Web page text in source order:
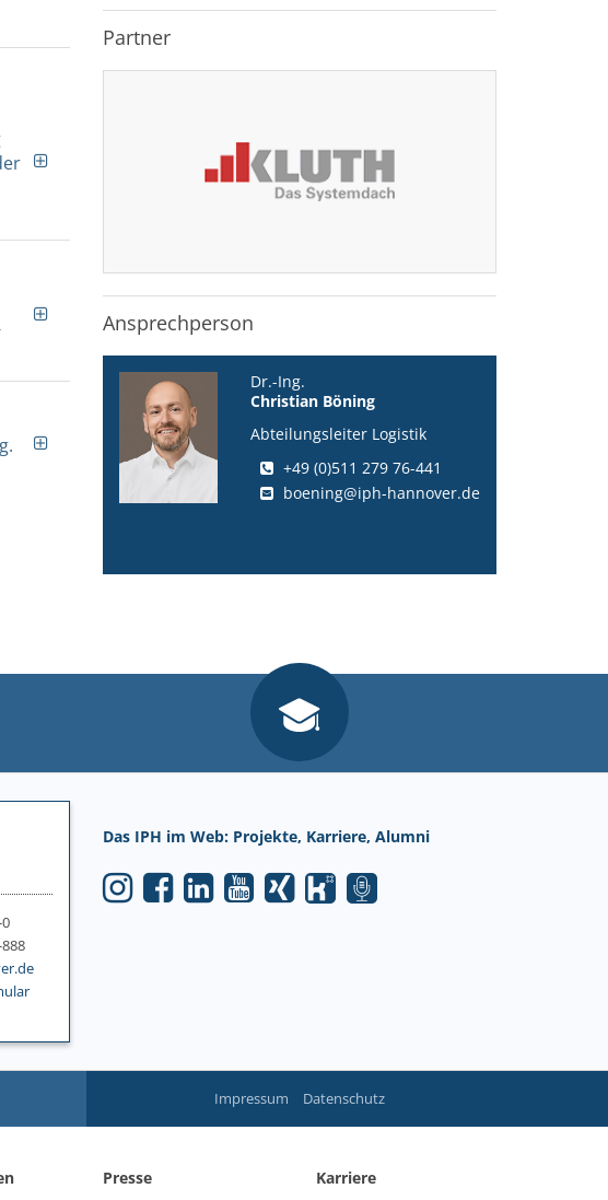
Partner
Ansprechperson
Dr.-Ing.
Christian Böning
Abteilungsleiter Logistik
+49 (0)511 279 76-441
boening@iph-hannover.de
Das IPH im Web: Projekte, Karriere, Alumni
Impressum Datenschutz
Presse Karriere